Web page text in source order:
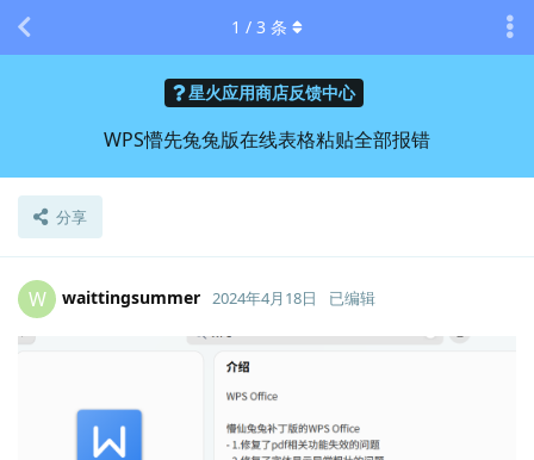
星火应用商店反馈中心
WPS懵先兔兔版在线表格粘贴全部报错
分享
1 / 3 条
W waittingsummer 2024年4月18日 已编辑